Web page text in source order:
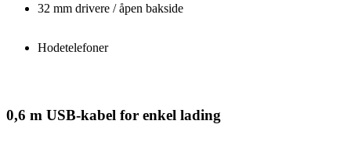
32 mm drivere / åpen bakside
Hodetelefoner
0,6 m USB-kabel for enkel lading